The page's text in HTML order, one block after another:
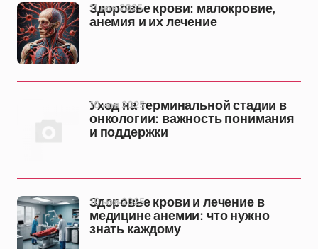
Здоровье крови: малокровие,
анемия и их лечение
11 ноя 2025
Уход на терминальной стадии в
онкологии: важность понимания
и поддержки
10 ноя 2025
Здоровье крови и лечение в
медицине анемии: что нужно
знать каждому
10 ноя 2025